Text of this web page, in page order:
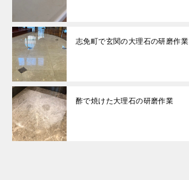
志免町で玄関の大理石の研磨作業
酢で焼けた大理石の研磨作業